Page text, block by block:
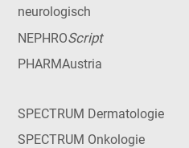
neurologisch
NEPHROScript
PHARMAustria
SPECTRUM Dermatologie
SPECTRUM Onkologie